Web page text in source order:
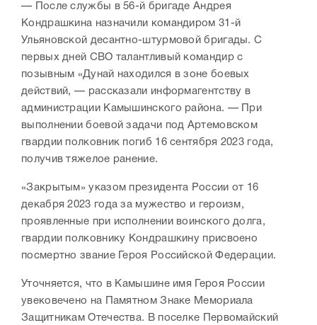
— После службы в 56-й бригаде Андрея
Кондрашкина назначили командиром 31-й
Ульяновской десантно-штурмовой бригады. С
первых дней СВО талантливый командир с
позывным «Дунай находился в зоне боевых
действий, — рассказали информагентству в
администрации Камышинского района. — При
выполнении боевой задачи под Артемовском
гвардии полковник погиб 16 сентября 2023 года,
получив тяжелое ранение.
«Закрытым» указом президента России от 16
декабря 2023 года за мужество и героизм,
проявленные при исполнении воинского долга,
гвардии полковнику Кондрашкину присвоено
посмертно звание Героя Российской Федерации.
Уточняется, что в Камышине имя Героя России
увековечено на Памятном Знаке Мемориала
Защитникам Отечества. В поселке Первомайский